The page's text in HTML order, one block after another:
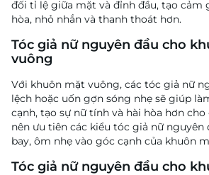
đối tỉ lệ giữa mặt và đỉnh đầu, tạo cảm
hòa, nhỏ nhắn và thanh thoát hơn.
Tóc giả nữ nguyên đầu cho
vuông
Với khuôn mặt vuông, các tóc giả nữ
lệch hoặc uốn gợn sóng nhẹ sẽ giúp
cạnh, tạo sự nữ tính và hài hòa hơn
nên ưu tiên các kiểu tóc giả nữ nguyên
bay, ôm nhẹ vào góc cạnh của khuôn
Tóc giả nữ nguyên đầu cho